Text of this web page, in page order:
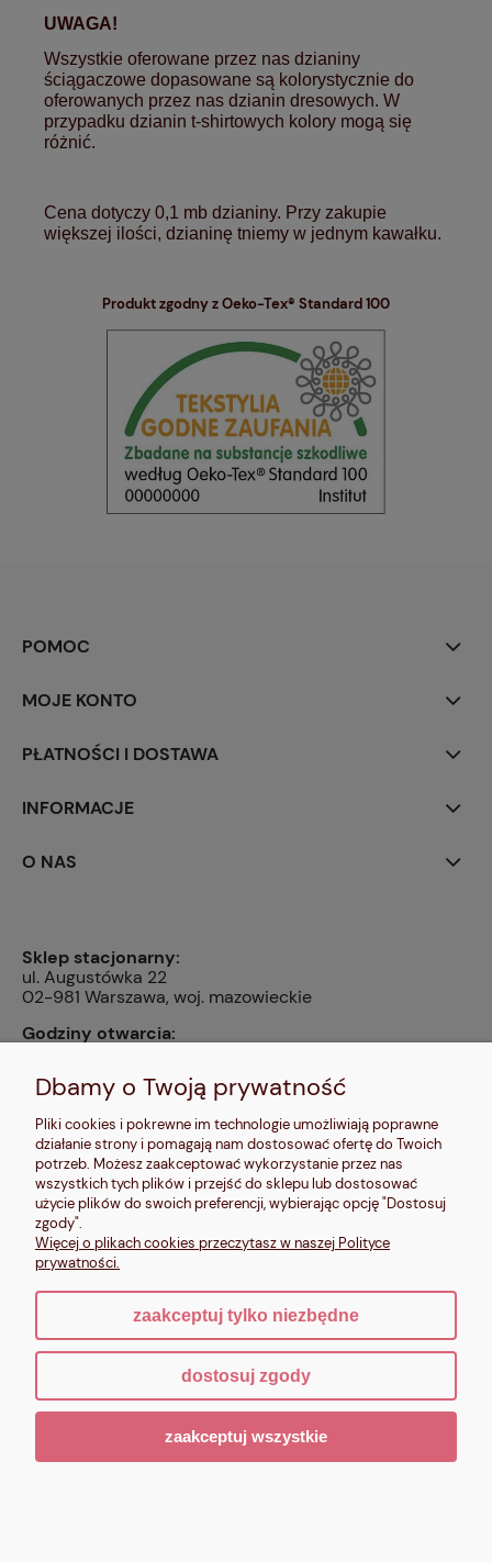
UWAGA!
Wszystkie oferowane przez nas dzianiny
ściągaczowe dopasowane są kolorystycznie do
oferowanych przez nas dzianin dresowych. W
przypadku dzianin t-shirtowych kolory mogą się
różnić.
Cena dotyczy 0,1 mb dzianiny. Przy zakupie
większej ilości, dzianinę tniemy w jednym kawałku.
Produkt zgodny z Oeko-Tex® Standard 100
POMOC
MOJE KONTO
PŁATNOŚCI I DOSTAWA
INFORMACJE
O NAS
Sklep stacjonarny:
ul. Augustówka 22
02-981 Warszawa, woj. mazowieckie
Godziny otwarcia:
13:00, nd: nieczynne
604 680 566,
kontakt@makalele.pl;makalele@poczta.fm
Adres rejestrowy:
ul. Bartycka 63A/32
00-716 Warszawa
NIP: 6621635689
pokaż pełną wersję strony
Sklep internetowy Shoper.pl
Dbamy o Twoją prywatność
Pliki cookies i pokrewne im technologie umożliwiają poprawne
działanie strony i pomagają nam dostosować ofertę do Twoich
potrzeb. Możesz zaakceptować wykorzystanie przez nas
wszystkich tych plików i przejść do sklepu lub dostosować
użycie plików do swoich preferencji, wybierając opcję "Dostosuj
zgody".
Więcej o plikach cookies przeczytasz w naszej Polityce
prywatności.
zaakceptuj tylko niezbędne
dostosuj zgody
zaakceptuj wszystkie